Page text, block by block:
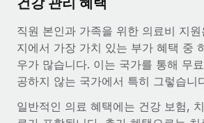
신원 조사
채용 후보자 심사 프로세스 간소화
규정 준수 관련 위험에 선제적으로 대응
사례 연구
인사이트 센터
지원받기
모든 리소스 보기
블로그
직원 본인과 가족을 위한 의료비 지
지에서 가장 가치 있는 부가 혜택 중
우가 많습니다. 이는 국가를 통해 무
공하지 않는 국가에서 특히 그렇습니
일반적인 의료 혜택에는 건강 보험,